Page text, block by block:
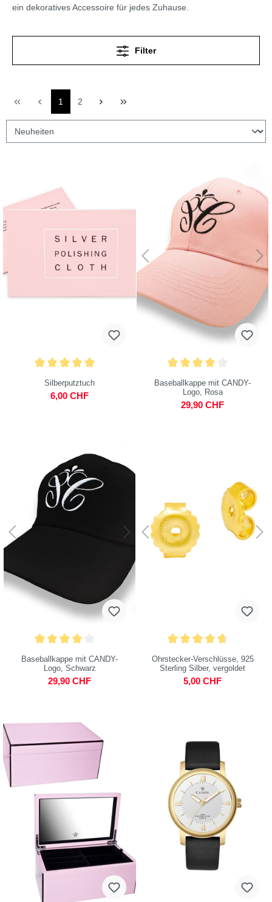
ein dekoratives Accessoire für jedes Zuhause.
Filter
1 2
Silberputztuch
6,00 CHF
Baseballkappe mit CANDY-
Logo, Rosa
29,90 CHF
Baseballkappe mit CANDY-
Logo, Schwarz
29,90 CHF
Ohrstecker-Verschlüsse, 925
Sterling Silber, vergoldet
5,00 CHF